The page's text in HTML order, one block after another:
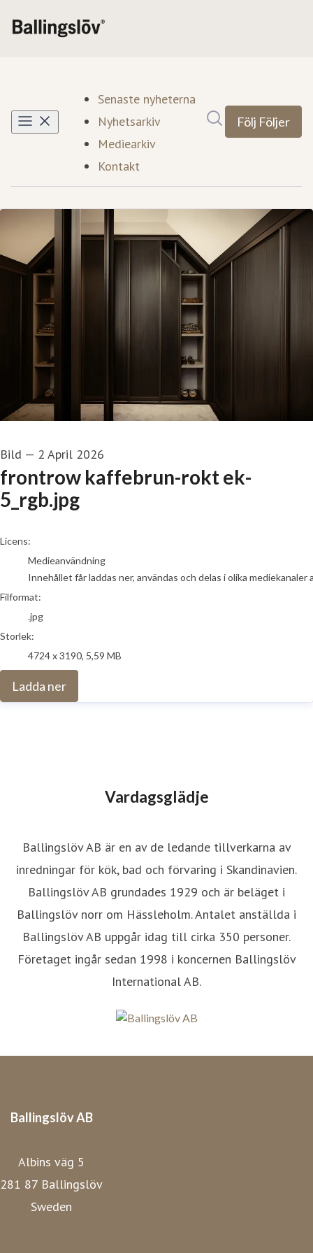
Senaste nyheterna
Nyhetsarkiv
Mediearkiv
Kontakt
Följ Följer
Bild — 2 April 2026
frontrow kaffebrun-rokt ek-
5_rgb.jpg
go to media item
Licens:
Medieanvändning
Innehållet får laddas ner, användas och delas i olika
Filformat:
.jpg
Storlek:
4724 x 3190, 5,59 MB
Ladda ner
Vardagsglädje
Ballingslöv AB är en av de ledande tillverkarna av
inredningar för kök, bad och förvaring i Skandinavien.
Ballingslöv AB grundades 1929 och är beläget i
Ballingslöv norr om Hässleholm. Antalet anställda i
Ballingslöv AB uppgår idag till cirka 350 personer.
Företaget ingår sedan 1998 i koncernen Ballingslöv
International AB.
Ballingslöv AB
Albins väg 5
281 87 Ballingslöv
Sweden